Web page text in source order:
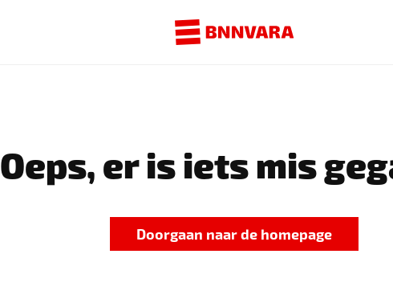
Oeps, er is iets mis
Doorgaan naar de homepage